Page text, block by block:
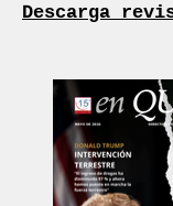
Descarga